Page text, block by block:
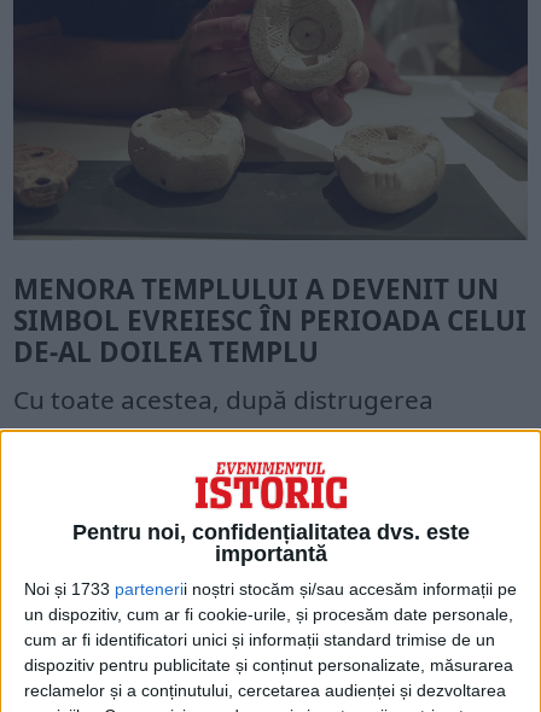
Pentru noi, confidențialitatea dvs. este
importantă
Noi și 1733 partenerii noștri stocăm și/sau accesăm informații pe
un dispozitiv, cum ar fi cookie-urile, și procesăm date personale,
cum ar fi identificatori unici și informații standard trimise de un
dispozitiv pentru publicitate și conținut personalizate, măsurarea
reclamelor și a conținutului, cercetarea audienței și dezvoltarea
MENORA TEMPLULUI A DEVENIT UN
SIMBOL EVREIESC ÎN PERIOADA CELUI
DE-AL DOILEA TEMPLU
Cu toate acestea, după distrugerea
Templului, imaginea menorei a devenit un
simbol important în memoria colectivă
evreiască, atât în Israel, cât și în diaspora.
„După ce împăratul roman Hadrian a
înăbușit rebeliunea Bar Kochba în anul 135
d.Hr., evreii au fost expulzați din oraș.